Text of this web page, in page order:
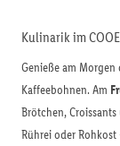
Kulinarik im
Genieße am
Kaffeebohnen. Am
Brötchen,
Rührei oder